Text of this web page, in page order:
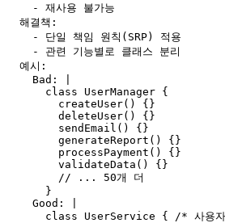
    - 재사용 불가능
  해결책:
    - 단일 책임 원칙(SRP) 적용
    - 관련 기능별로 클래스 분리
  예시:
    Bad: |
      class UserManager {
        createUser() {}
        deleteUser() {}
        sendEmail() {}
        generateReport() {}
        processPayment() {}
        validateData() {}
        // ... 50개 더
      }
    Good: |
class UserService { /* 사용